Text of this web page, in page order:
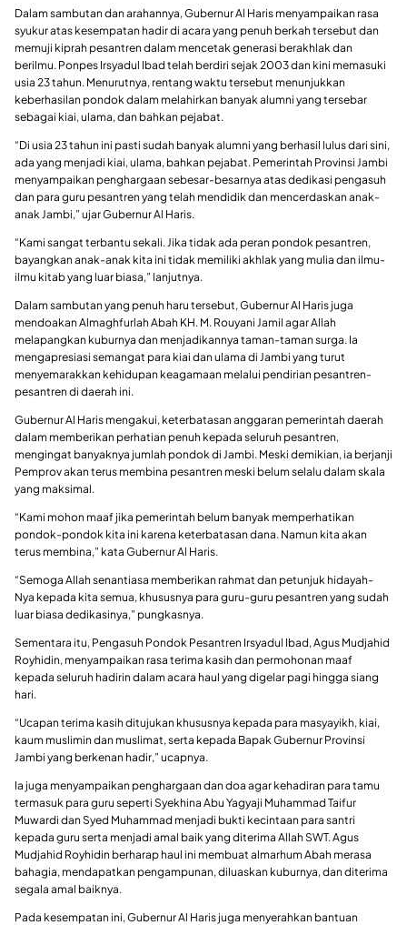
Dalam sambutan dan arahannya, Gubernur Al Haris menyampaikan rasa
syukur atas kesempatan hadir di acara yang penuh berkah tersebut dan
memuji kiprah pesantren dalam mencetak generasi berakhlak dan
berilmu. Ponpes Irsyadul Ibad telah berdiri sejak 2003 dan kini memasuki
usia 23 tahun. Menurutnya, rentang waktu tersebut menunjukkan
keberhasilan pondok dalam melahirkan banyak alumni yang tersebar
sebagai kiai, ulama, dan bahkan pejabat.
“Di usia 23 tahun ini pasti sudah banyak alumni yang berhasil lulus dari sini,
ada yang menjadi kiai, ulama, bahkan pejabat. Pemerintah Provinsi Jambi
menyampaikan penghargaan sebesar-besarnya atas dedikasi pengasuh
dan para guru pesantren yang telah mendidik dan mencerdaskan anak-
anak Jambi,” ujar Gubernur Al Haris.
“Kami sangat terbantu sekali. Jika tidak ada peran pondok pesantren,
bayangkan anak-anak kita ini tidak memiliki akhlak yang mulia dan ilmu-
ilmu kitab yang luar biasa,” lanjutnya.
Dalam sambutan yang penuh haru tersebut, Gubernur Al Haris juga
mendoakan Almaghfurlah Abah KH. M. Rouyani Jamil agar Allah
melapangkan kuburnya dan menjadikannya taman-taman surga. Ia
mengapresiasi semangat para kiai dan ulama di Jambi yang turut
menyemarakkan kehidupan keagamaan melalui pendirian pesantren-
pesantren di daerah ini.
Gubernur Al Haris mengakui, keterbatasan anggaran pemerintah daerah
dalam memberikan perhatian penuh kepada seluruh pesantren,
mengingat banyaknya jumlah pondok di Jambi. Meski demikian, ia berjanji
Pemprov akan terus membina pesantren meski belum selalu dalam skala
yang maksimal.
“Kami mohon maaf jika pemerintah belum banyak memperhatikan
pondok-pondok kita ini karena keterbatasan dana. Namun kita akan
terus membina,” kata Gubernur Al Haris.
“Semoga Allah senantiasa memberikan rahmat dan petunjuk hidayah-
Nya kepada kita semua, khususnya para guru-guru pesantren yang sudah
luar biasa dedikasinya,” pungkasnya.
Sementara itu, Pengasuh Pondok Pesantren Irsyadul Ibad, Agus Mudjahid
Royhidin, menyampaikan rasa terima kasih dan permohonan maaf
kepada seluruh hadirin dalam acara haul yang digelar pagi hingga siang
hari.
“Ucapan terima kasih ditujukan khususnya kepada para masyayikh, kiai,
kaum muslimin dan muslimat, serta kepada Bapak Gubernur Provinsi
Jambi yang berkenan hadir,” ucapnya.
Ia juga menyampaikan penghargaan dan doa agar kehadiran para tamu
termasuk para guru seperti Syekhina Abu Yagyaji Muhammad Taifur
Muwardi dan Syed Muhammad menjadi bukti kecintaan para santri
kepada guru serta menjadi amal baik yang diterima Allah SWT. Agus
Mudjahid Royhidin berharap haul ini membuat almarhum Abah merasa
bahagia, mendapatkan pengampunan, diluaskan kuburnya, dan diterima
segala amal baiknya.
Pada kesempatan ini, Gubernur Al Haris juga menyerahkan bantuan